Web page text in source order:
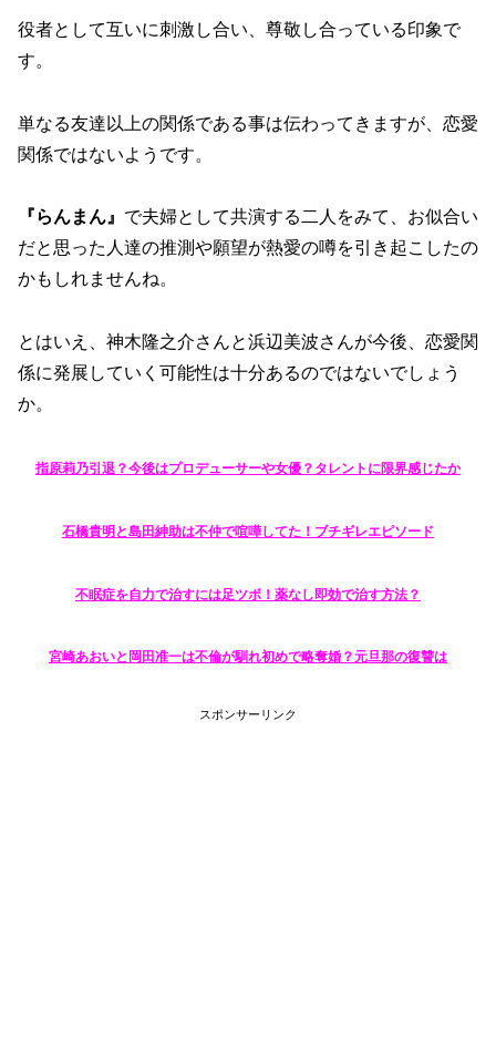
役者として互いに刺激し合い、尊敬し合っている印象で
す。
単なる友達以上の関係である事は伝わってきますが、恋愛
関係ではないようです。
『らんまん』 で夫婦として共演する二人をみて、お似合い
だと思った人達の推測や願望が熱愛の噂を引き起こしたの
かもしれませんね。
とはいえ、神木隆之介さんと浜辺美波さんが今後、恋愛関
係に発展していく可能性は十分あるのではないでしょう
か。
指原莉乃引退？​​今後はプロデューサーや女優？タレントに限界感じたか
石橋貴明と島田紳助は不仲で喧嘩してた！ブチギレエピソード
不眠症を自力で治すには足ツボ！​​薬なし即効で治す方法？
宮崎あおいと岡田准一は不倫が馴れ初めで略奪婚？元旦那の復讐は
スポンサーリンク